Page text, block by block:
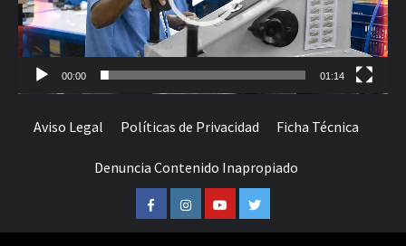
00:00 01:14
Aviso Legal Políticas de Privacidad Ficha Técnica
Denuncia Contenido Inapropiado
FacebookInstagramYoutubeTwitter